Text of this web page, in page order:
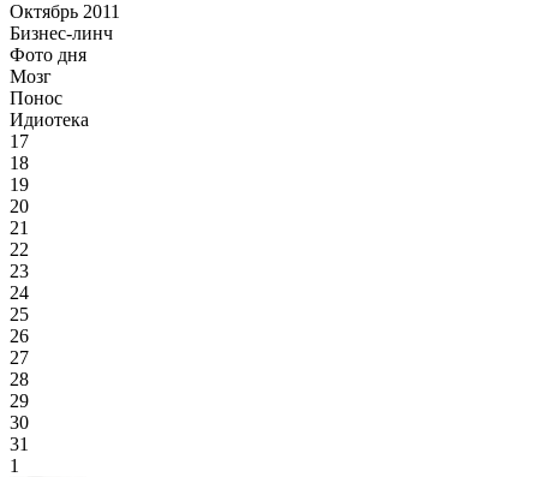
Октябрь 2011
Бизнес-линч
Фото дня
Мозг
Понос
Идиотека
17
18
19
20
21
22
23
24
25
26
27
28
29
30
31
1